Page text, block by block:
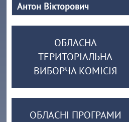
Антон Вікторович
ОБЛАСНА
ТЕРИТОРІАЛЬНА
ВИБОРЧА КОМІСІЯ
ОБЛАСНІ ПРОГРАМИ